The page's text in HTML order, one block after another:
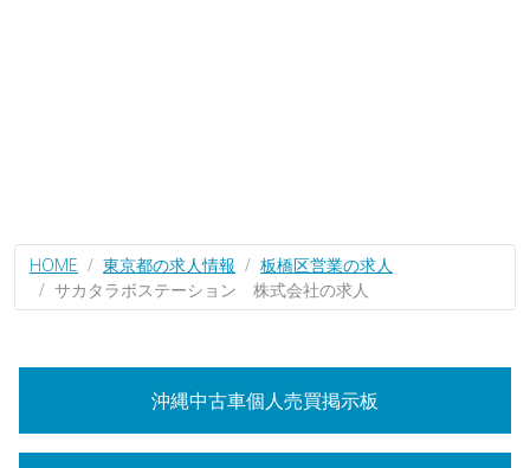
HOME 東京都の求人情報
板橋区営業の求人
サカタラボステーション 株式会社の求人
沖縄中古車個人売買掲示板